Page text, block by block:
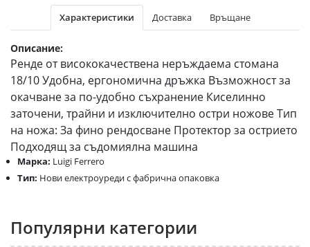
Характеристики Доставка Връщане
Описание:
Ренде от висококачествена неръждаема стомана
18/10 Удобна, ергономична дръжка Възможност за
окачване за по-удобно съхранение Киселинно
заточени, трайни и изключително остри ножове Тип
на ножа: За фино рендосване Протектор за острието
Подходящ за съдомиялна машина
Марка: Luigi Ferrero
Тип: Нови електроуреди с фабрична опаковка
Популярни категории